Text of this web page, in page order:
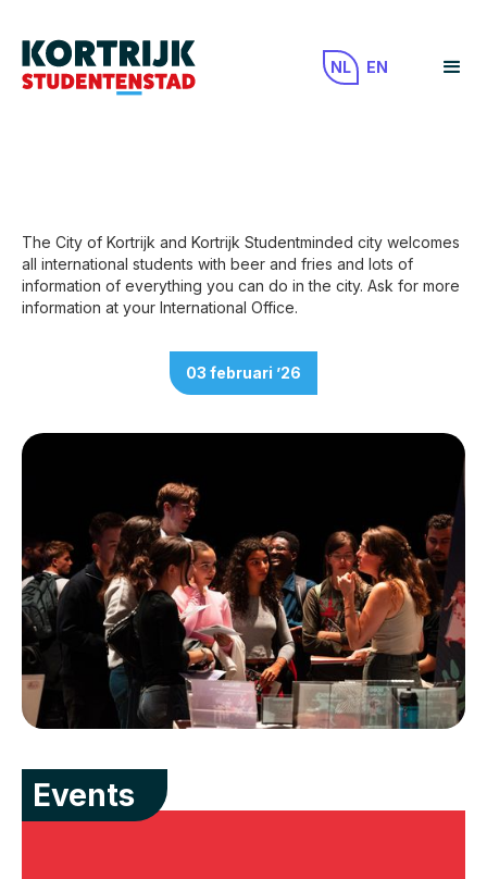
NL EN
The City of Kortrijk and Kortrijk Studentminded city welcomes
all international students with beer and fries and lots of
information of everything you can do in the city. Ask for more
information at your International Office.
03 februari ’26
Events